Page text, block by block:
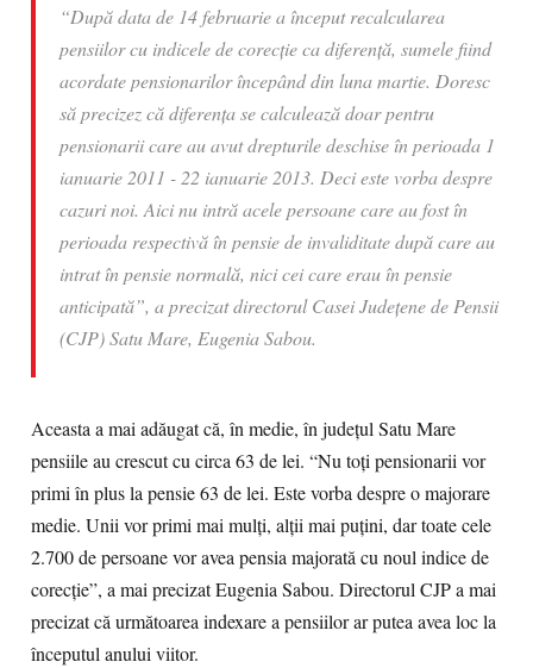
“După data de 14 februarie a început recalcularea
pensiilor cu indicele de corecţie ca diferenţă, sumele fiind
acordate pensionarilor începând din luna martie. Doresc
să precizez că diferenţa se calculează doar pentru
pensionarii care au avut drepturile deschise în perioada 1
ianuarie 2011 - 22 ianuarie 2013. Deci este vorba despre
cazuri noi. Aici nu intră acele persoane care au fost în
perioada respectivă în pensie de invaliditate după care au
intrat în pensie normală, nici cei care erau în pensie
anticipată”, a precizat directorul Casei Judeţene de Pensii
(CJP) Satu Mare, Eugenia Sabou.
Aceasta a mai adăugat că, în medie, în judeţul Satu Mare
pensiile au crescut cu circa 63 de lei. “Nu toţi pensionarii vor
primi în plus la pensie 63 de lei. Este vorba despre o majorare
medie. Unii vor primi mai mulţi, alţii mai puţini, dar toate cele
2.700 de persoane vor avea pensia majorată cu noul indice de
corecţie”, a mai precizat Eugenia Sabou. Directorul CJP a mai
precizat că următoarea indexare a pensiilor ar putea avea loc la
începutul anului viitor.